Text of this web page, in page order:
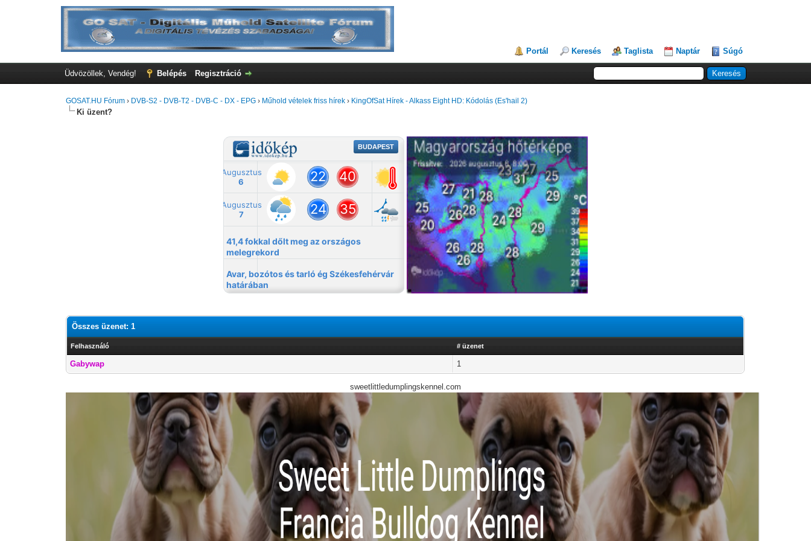
Portál Keresés Taglista Naptár Súgó
Üdvözöllek, Vendég! Belépés Regisztráció
GOSAT.HU Fórum › DVB-S2 - DVB-T2 - DVB-C - DX - EPG › Műhold vételek friss hírek › KingOfSat Hírek - Alkass Eight HD: Kódolás (Es'hail 2)
Ki üzent?
Összes üzenet: 1
Felhasználó # üzenet
Gabywap 1
sweetlittledumplingskennel.com